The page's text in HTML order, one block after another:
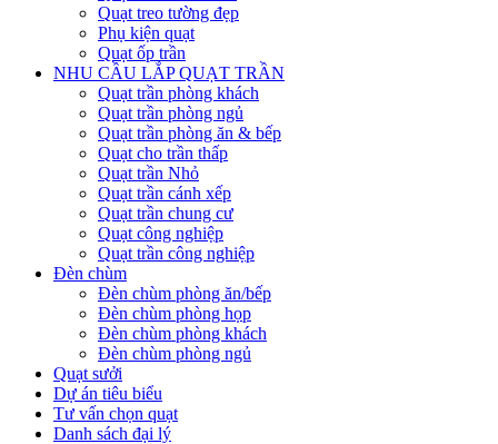
Quạt treo tường đẹp
Phụ kiện quạt
Quạt ốp trần
NHU CẦU LẮP QUẠT TRẦN
Quạt trần phòng khách
Quạt trần phòng ngủ
Quạt trần phòng ăn & bếp
Quạt cho trần thấp
Quạt trần Nhỏ
Quạt trần cánh xếp
Quạt trần chung cư
Quạt công nghiệp
Quạt trần công nghiệp
Đèn chùm
Đèn chùm phòng ăn/bếp
Đèn chùm phòng họp
Đèn chùm phòng khách
Đèn chùm phòng ngủ
Quạt sưởi
Dự án tiêu biểu
Tư vấn chọn quạt
Danh sách đại lý